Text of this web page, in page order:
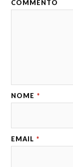
COMMENTO
NOME *
EMAIL *